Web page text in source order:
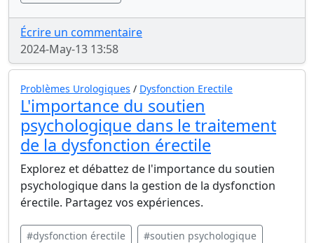
Écrire un commentaire
2024-May-13 13:58
Problèmes Urologiques / Dysfonction Erectile
L'importance du soutien
psychologique dans le traitement
de la dysfonction érectile
Explorez et débattez de l'importance du soutien
psychologique dans la gestion de la dysfonction
érectile. Partagez vos expériences.
#dysfonction érectile #soutien psychologique